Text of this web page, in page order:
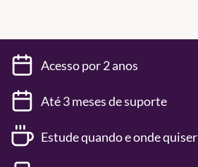
Acesso por 2 anos
Até 3 meses de suporte
Estude quando e onde quiser